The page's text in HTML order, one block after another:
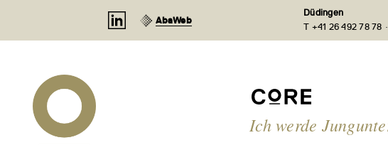
AbaWeb
Düdingen
T +41 26 492 78 78 ·
Ich werde